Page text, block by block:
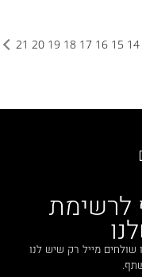
14
15
16
17
18
19
20
21
לרשימת
שולחים מייל רק שיש לנו